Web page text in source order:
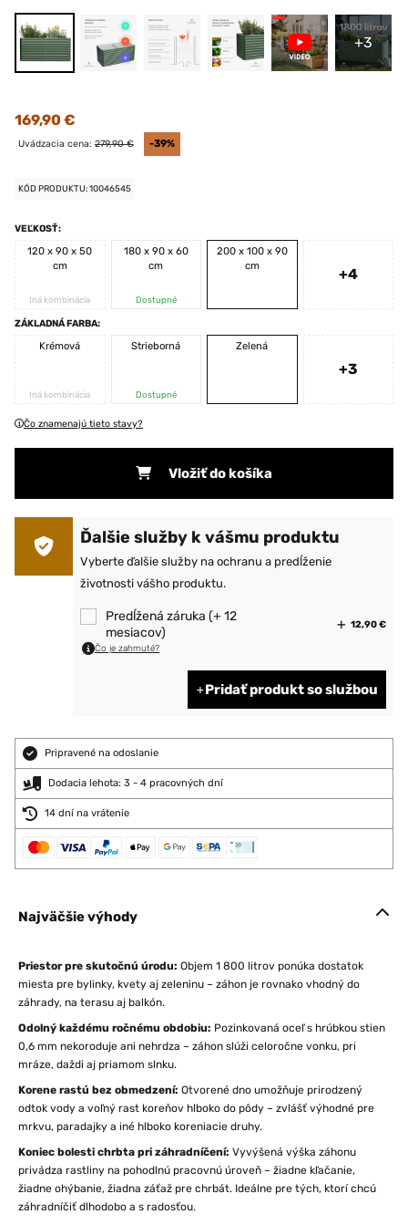
+3
169,90 €
Uvádzacia cena: 279,90 € -39%
KÓD PRODUKTU: 10046545
VEĽKOSŤ:
120 x 90 x 50
cm
Iná kombinácia
180 x 90 x 60
cm
Dostupné
200 x 100 x 90
cm
+4
ZÁKLADNÁ FARBA:
Krémová
Iná kombinácia
Strieborná
Dostupné
Zelená
+3
Čo znamenajú tieto stavy?
Vložiť do košíka
Ďalšie služby k vášmu produktu
Vyberte ďalšie služby na ochranu a predĺženie
životnosti vášho produktu.
Predĺžená záruka (+ 12
mesiacov)
12,90 €
Čo je zahrnuté?
Pridať produkt so službou
Pripravené na odoslanie
Dodacia lehota: 3 - 4 pracovných dní
14 dní na vrátenie
Najväčšie výhody
Priestor pre skutočnú úrodu: Objem 1 800 litrov ponúka dostatok
miesta pre bylinky, kvety aj zeleninu – záhon je rovnako vhodný do
záhrady, na terasu aj balkón.
Odolný každému ročnému obdobiu: Pozinkovaná oceľ s hrúbkou stien
0,6 mm nekoroduje ani nehrdza – záhon slúži celoročne vonku, pri
mráze, daždi aj priamom slnku.
Korene rastú bez obmedzení: Otvorené dno umožňuje prirodzený
odtok vody a voľný rast koreňov hlboko do pôdy – zvlášť výhodné pre
mrkvu, paradajky a iné hlboko koreniacie druhy.
Koniec bolesti chrbta pri záhradníčení: Vyvýšená výška záhonu
privádza rastliny na pohodlnú pracovnú úroveň – žiadne kľačanie,
žiadne ohýbanie, žiadna záťaž pre chrbát. Ideálne pre tých, ktorí chcú
záhradníčiť dlhodobo a s radosťou.